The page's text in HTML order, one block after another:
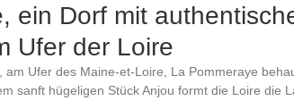
ein Dorf mit
Ufer der Loire
Ufer des Maine-et-Loire, La Pommeraye
sanft hügeligen Stück Anjou formt die Loire die